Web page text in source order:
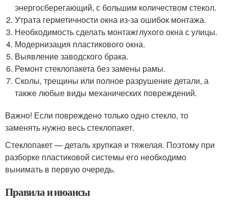
энергосберегающий, с большим количеством стекол.
Утрата герметичности окна из-за ошибок монтажа.
Необходимость сделать монтажглухого окна с улицы.
Модернизация пластикового окна.
Выявление заводского брака.
Ремонт стеклопакета без замены рамы.
Сколы, трещины или полное разрушение детали, а
также любые виды механических повреждений.
Важно! Если повреждено только одно стекло, то
заменять нужно весь стеклопакет.
Стеклопакет — деталь хрупкая и тяжелая. Поэтому при
разборке пластиковой системы его необходимо
вынимать в первую очередь.
Правила и нюансы